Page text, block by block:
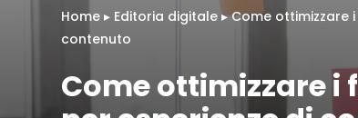
Home ▸ Editoria digitale ▸Come ottimizzare
contenuto
Come ottimizzare